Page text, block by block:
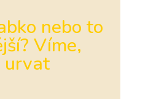
nebo to
Víme,
urvat